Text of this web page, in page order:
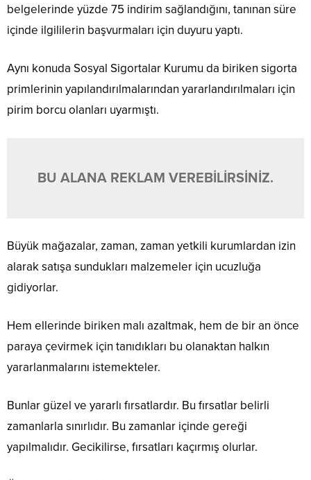
belgelerinde yüzde 75 indirim sağlandığını, tanınan süre
içinde ilgililerin başvurmaları için duyuru yaptı.
Aynı konuda Sosyal Sigortalar Kurumu da biriken sigorta
primlerinin yapılandırılmalarından yararlandırılmaları için
pirim borcu olanları uyarmıştı.
BU ALANA REKLAM VEREBİLİRSİNİZ.
Büyük mağazalar, zaman, zaman yetkili kurumlardan izin
alarak satışa sundukları malzemeler için ucuzluğa
gidiyorlar.
Hem ellerinde biriken malı azaltmak, hem de bir an önce
paraya çevirmek için tanıdıkları bu olanaktan halkın
yararlanmalarını istemekteler.
Bunlar güzel ve yararlı fırsatlardır. Bu fırsatlar belirli
zamanlarla sınırlıdır. Bu zamanlar içinde gereği
yapılmalıdır. Gecikilirse, fırsatları kaçırmış olurlar.